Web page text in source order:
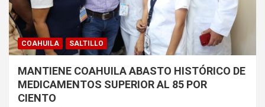
COAHUILA SALTILLO
MANTIENE COAHUILA ABASTO HISTÓRICO DE
MEDICAMENTOS SUPERIOR AL 85 POR
CIENTO